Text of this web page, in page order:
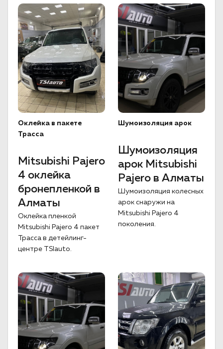
Оклейка в пакете
Трасса
Mitsubishi Pajero
4 оклейка
бронепленкой в
Алматы
Оклейка пленкой
Mitsubishi Pajero 4 пакет
Трасса в детейлинг-
центре TSIauto.
Шумоизоляция арок
Шумоизоляция
арок Mitsubishi
Pajero в Алматы
Шумоизоляция колесных
арок снаружи на
Mitsubishi Pajero 4
поколения.